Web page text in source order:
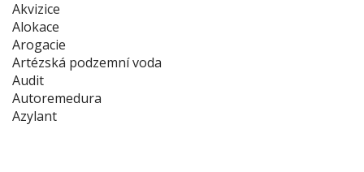
Akvizice
Alokace
Arogacie
Artézská podzemní voda
Audit
Autoremedura
Azylant